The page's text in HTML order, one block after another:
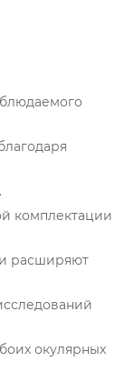
комплектации
расширяют
окулярных